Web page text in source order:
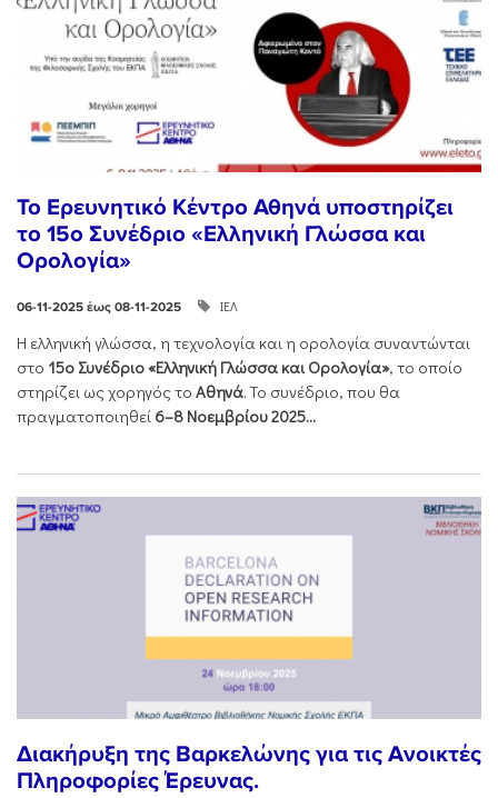
Το Ερευνητικό Κέντρο Αθηνά υποστηρίζει
το 15ο Συνέδριο «Ελληνική Γλώσσα και
Ορολογία»
06-11-2025 έως 08-11-2025 ΙΕΛ
Η ελληνική γλώσσα, η τεχνολογία και η ορολογία συναντώνται
στο 15ο Συνέδριο «Ελληνική Γλώσσα και Ορολογία», το οποίο
στηρίζει ως χορηγός το Αθηνά. Το συνέδριο, που θα
πραγματοποιηθεί 6–8 Νοεμβρίου 2025...
Διακήρυξη της Βαρκελώνης για τις Ανοικτές
Πληροφορίες Έρευνας.